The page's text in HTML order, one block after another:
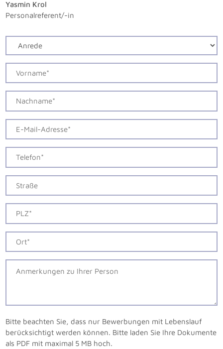
Yasmin Krol
Personalreferent/-in
Bitte beachten Sie, dass nur Bewerbungen mit Lebenslauf
berücksichtigt werden können. Bitte laden Sie Ihre Dokumente
als PDF mit maximal 5 MB hoch.